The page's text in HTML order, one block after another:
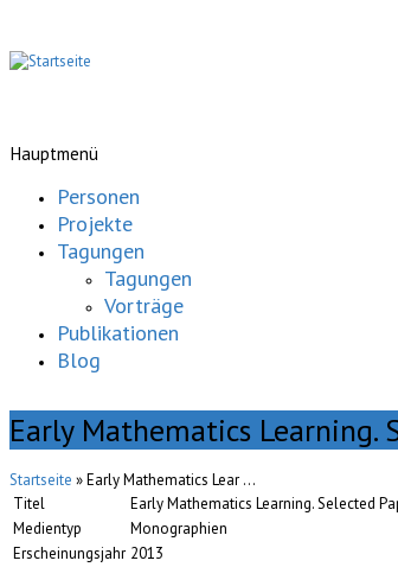
Hauptmenü
Personen
Projekte
Tagungen
Tagungen
Vorträge
Publikationen
Blog
Early Mathematics Learning.
Startseite » Early Mathematics Lear ...
Titel
Early Mathematics Learning. Selected
Medientyp
Monographien
Erscheinungsjahr 2013